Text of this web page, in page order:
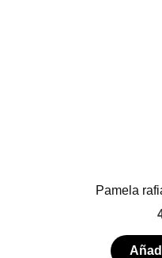
Pamela